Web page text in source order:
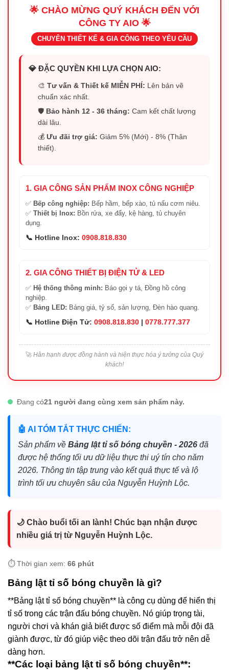
🌟 CHÀO MỪNG QUÝ KHÁCH ĐẾN VỚI
CÔNG TY AIO 🌟
CHUYÊN THIẾT KẾ & GIA CÔNG THEO YÊU CẦU
💎 ĐẶC QUYỀN KHI LỰA CHỌN AIO:
🎨Tư vấn & Thiết kế MIỄN PHÍ: Lên bản vẽ
chuẩn xác nhất.
🛡️ Bảo hành 12 - 36 tháng: Cam kết chất lượng
dài lâu.
💰Ưu đãi trợ giá: Giảm 5% (Mới) - 8% (Thân
thiết).
1. GIA CÔNG SẢN PHẨM INOX CÔNG NGHIỆP
✅ Bếp công nghiệp: Bếp hầm, bếp xào, tủ nấu cơm niêu.
✅ Thiết bị Inox: Bồn rửa, xe đẩy, kệ hàng, tủ chuyên
dụng.
📞 Hotline Inox: 0908.818.830
2. GIA CÔNG THIẾT BỊ ĐIỆN TỬ & LED
✅ Hệ thống thông minh: Báo gọi y tá, Đồng hồ công
nghiệp.
✅ Bảng LED: Bảng giá, tỷ số, sản lượng, Đèn hào quang.
📞 Hotline Điện Tử: 0908.818.830 | 0778.777.377
🚀 Hân hạnh được đồng hành và hiện thực hóa ý tưởng của Quý
khách!
Đang có21 người đang cùng xem sản phẩm này.
🤖 AI TÓM TẮT THỰC CHIẾN:
Sản phẩm về Bảng lật tỉ số bóng chuyền - 2026 đã
được hệ thống tối ưu dữ liệu thực thi uý tín cho năm
2026. Thông tin tập trung vào kết quả thực tế và lộ
trình tối ưu chuyên sâu của Nguyễn Huỳnh Lộc.
🌙 Chào buổi tối an lành! Chúc bạn nhận được
nhiều giá trị từ Nguyễn Huỳnh Lộc.
⏱️ Thời gian xem: 66 phút
Bảng lật tỉ số bóng chuyền là gì?
**Bảng lật tỉ số bóng chuyền** là công cụ dùng để hiển thị
tỉ số trong các trận đấu bóng chuyền. Nó giúp trọng tài,
người chơi và khán giả biết được số điểm mà mỗi đội đã
giành được, từ đó giúp việc theo dõi trận đấu trở nên dễ
dàng hơn.
**Các loại bảng lật tỉ số bóng chuyền**: